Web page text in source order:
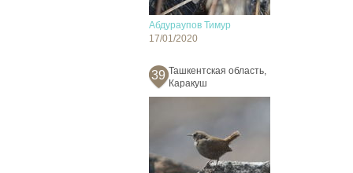
Абдураупов Тимур
17/01/2020
39 Ташкентская область,
Каракуш